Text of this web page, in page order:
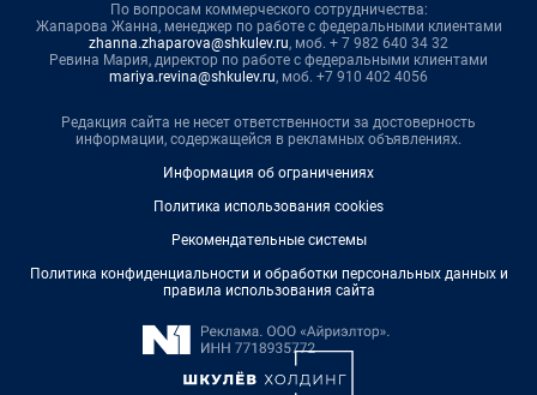
По вопросам коммерческого сотрудничества:
Жапарова Жанна, менеджер по работе с федеральными клиентами
zhanna.zhaparova@shkulev.ru, моб. + 7 982 640 34 32
Ревина Мария, директор по работе с федеральными клиентами
mariya.revina@shkulev.ru, моб. +7 910 402 4056
Редакция сайта не несет ответственности за достоверность
информации, содержащейся в рекламных объявлениях.
Информация об ограничениях
Политика использования cookies
Рекомендательные системы
Политика конфиденциальности и обработки персональных данных и
правила использования сайта